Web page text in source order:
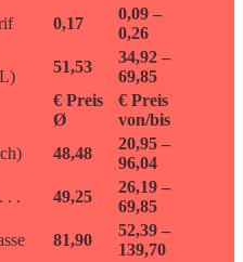
0,17
0,09 –
0,26
51,53
34,92 –
69,85
€ Preis
Ø
€ Preis
von/bis
48,48
20,95 –
96,04
. .
49,25
26,19 –
69,85
81,90
52,39 –
139,70